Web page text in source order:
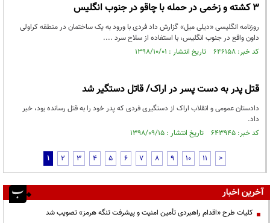
۳ کشته و زخمی در حمله با چاقو در جنوب انگلیس
روزنامه انگلیسی «دیلی میل» گزارش داد فردی با ورود به یک ساختمان در منطقه کراولی
داون واقع در جنوب انگلیس، با استفاده از سلاح سرد ....
کد خبر: ۶۴۶۱۵۸ تاریخ انتشار : ۱۳۹۸/۱۰/۰۱
قتل پدر به دست پسر در اراک/ قاتل دستگیر شد
دادستان عمومی و انقلاب اراک از دستگیری فردی که پدر خود را به قتل رسانده بود، خبر
داد.
کد خبر: ۶۴۳۹۴۵ تاریخ انتشار : ۱۳۹۸/۰۹/۱۵
1 2 3 4 5 6 7 8 9 10 11 >
آخرین اخبار
کلیات طرح «اقدام راهبردی تأمین امنیت و پیشرفت تنگه هرمز» تصویب شد